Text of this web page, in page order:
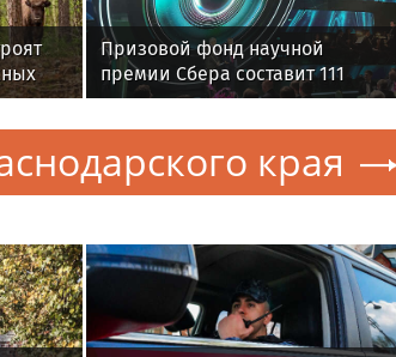
Призовой фонд научной
премии Сбера составит 111
млн рублей
края